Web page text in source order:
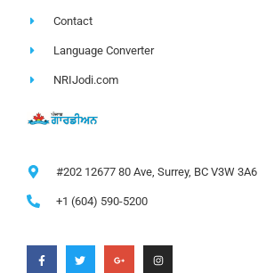
Contact
Language Converter
NRIJodi.com
#202 12677 80 Ave, Surrey, BC V3W 3A6
+1 (604) 590-5200